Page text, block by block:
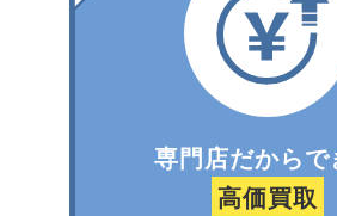
専門店だからで
高価買取